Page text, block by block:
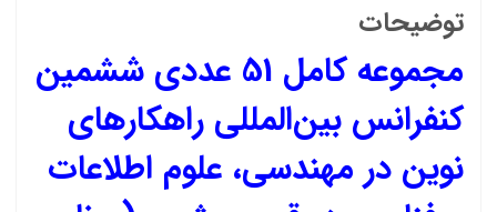
در
قرن
پیش
عدد
توضیحات
مجموعه کامل 51 عددی ششمین
کنفرانس بین‌المللی راهکارهای
نوین در مهندسی، علوم اطلاعات